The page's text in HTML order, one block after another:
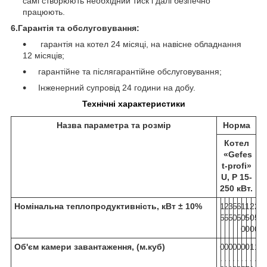
працюють.
6.Гарантія та обслуговування:
гарантія на котел 24 місяці, на навісне обладнання
12 місяців;
гарантійне та післягарантійне обслуговування;
Інженерний супровід 24 години на добу.
Технічні характеристики
Назва параметра та розмір
Норма
Котел
«Gefes
t-profi»
U, P 15-
250 кВт.
Номінальна теплопродуктивність, кВт ± 10%
1
5
2
5
3
5
5
0
6
5
1
0
0
1
5
0
2
0
0
2
5
0
Об'єм камери завантаження, (м.куб)
0
.
0
.
0
.
0
.
0
.
0
.
0
.
1
.
1
.